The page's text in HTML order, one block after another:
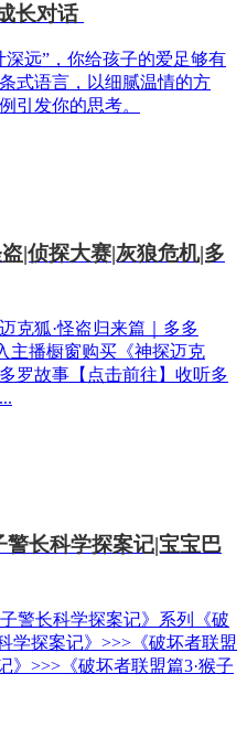
长对话
远”，你给孩子的爱足够有
式语言，以细腻温情的方
引发你的思考。
|侦探大赛|灰狼危机|多
克狐·怪盗归来篇｜多多
主播橱窗购买《神探迈克
罗故事【点击前往】收听多
警长科学探案记|宝宝巴
警长科学探案记》系列《破
学探案记》>>>《破坏者联盟
》>>>《破坏者联盟篇3·猴子